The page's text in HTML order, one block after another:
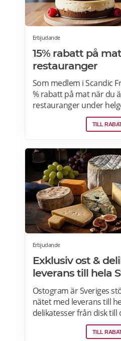
Erbjudande
15% rabatt på
restauranger
Som medlem i Scandic
% rabatt på mat när du
restauranger under
helgdagar (vardagar).
hotellshoppen. Rabatt
bara kommer förbi.
men inte dryck. Du får
(totalt 6 personer).
kombineras med andra
erbjudanden,
nyårspaket eller after
för alla Scandic Go-
Oslo by Scandic. Läs
TILL
Erbjudande
Exklusiv ost &
leverans till hela
Ostogram är Sveriges
nätet med leverans till
delikatesser från disk till
charkprodukter. Färdiga
Ostbrickor. Ostogram
TILL